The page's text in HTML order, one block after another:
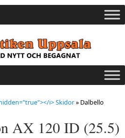
i> Skidor» Dalbello
AX 120 ID (25.5)